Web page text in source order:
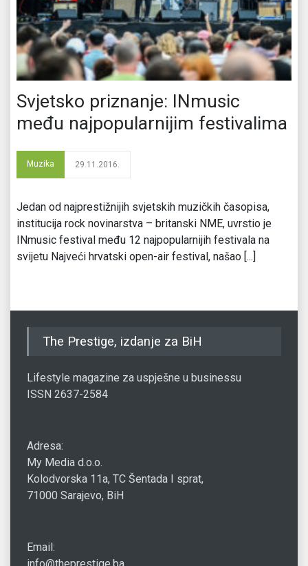
Svjetsko priznanje: INmusic
među najpopularnijim festivalima
Muzika 29.11.2016.
Jedan od najprestižnijih svjetskih muzičkih časopisa,
institucija rock novinarstva – britanski NME, uvrstio je
INmusic festival među 12 najpopularnijih festivala na
svijetu Najveći hrvatski open-air festival, našao [...]
The Prestige, izdanje za BiH
Lifestyle magazine za uspješne u businessu
ISSN 2637-2584
Adresa:
My Media d.o.o.
Kolodvorska 11a, TC Šentada I sprat,
71000 Sarajevo, BiH
Email: